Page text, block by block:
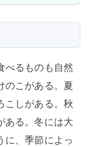
べるものも自然
のこがある。夏
こしがある。秋
ある。冬には大
に、季節によっ